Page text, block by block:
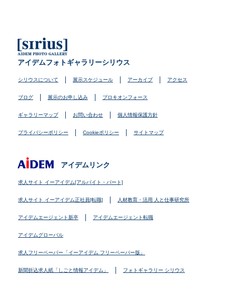
アイデムフォトギャラリーシリウス
シリウスについて 展示スケジュール アーカイブ アクセス
ブログ 展示のお申し込み プロキオンフォース
ギャラリーマップ お問い合わせ 個人情報保護方針
プライバシーポリシー Cookieポリシー サイトマップ
アイデムリンク
求人サイト イーアイデム[アルバイト・パート]
求人サイト イーアイデム正社員[転職] 人材教育・活用 人と仕事研究所
アイデムエージェント新卒 アイデムエージェント転職
アイデムグローバル
求人フリーペーパー「イーアイデム フリーペーパー版」
新聞折込求人紙「しごと情報アイデム」 フォトギャラリー シリウス